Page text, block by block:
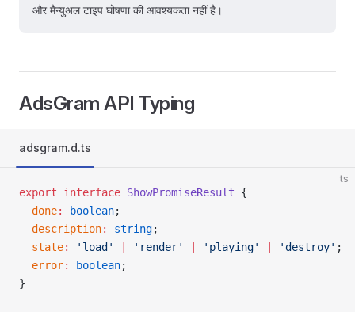
इनाम और इन्टरस्टिशियल विज्ञापन
कोड उदाहरण — कार्य विज्ञापन
समस्या निवारण
LLMs के लिए दस्तावेज़ीकरण
संदर्भ
एपीआई संदर्भ
टाइपस्क्रिप्ट
और मैन्युअल टाइप घोषणा की आवश्यकता नहीं है।
AdsGram API Typing
adsgram.d.ts
ts
export interface ShowPromiseResult {
  done
: boolean;
  description
: string;
  state
: 'load' 'render' 'playing' 'destroy' ;
  error
: boolean;
}